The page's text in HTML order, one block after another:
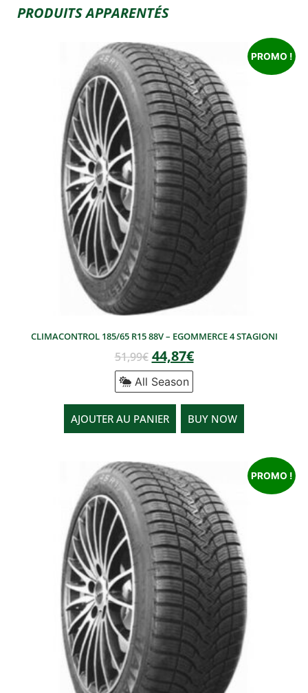
PRODUITS APPARENTÉS
PROMO !
CLIMACONTROL 185/65 R15 88V – EGOMMERCE 4 STAGIONI
51,99€ 44,87€
All Season
AJOUTER AU PANIER BUY NOW
PROMO !